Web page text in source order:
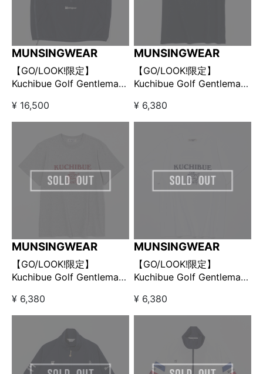
MUNSINGWEAR
【GO/LOOK!限定】
Kuchibue Golf Gentleman
バーベスト ネイビー
¥ 16,500
MUNSINGWEAR
【GO/LOOK!限定】
Kuchibue Golf Gentleman
シャツ ネイビー
¥ 6,380
MUNSINGWEAR
【GO/LOOK!限定】
Kuchibue Golf Gentleman
シャツ グレー
¥ 6,380
MUNSINGWEAR
【GO/LOOK!限定】
Kuchibue Golf Gentleman
シャツ ホワイト
¥ 6,380